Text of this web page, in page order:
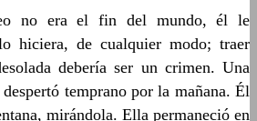
no era el fin del mundo, él le
hiciera, de cualquier modo; traer
debería ser un crimen. Una
temprano por la mañana. Él
mirándola. Ella permaneció en